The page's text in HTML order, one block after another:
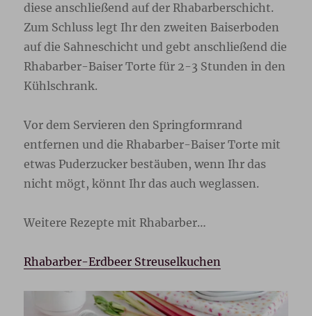
diese anschließend auf der Rhabarberschicht.
Zum Schluss legt Ihr den zweiten Baiserboden
auf die Sahneschicht und gebt anschließend die
Rhabarber-Baiser Torte für 2-3 Stunden in den
Kühlschrank.
Vor dem Servieren den Springformrand
entfernen und die Rhabarber-Baiser Torte mit
etwas Puderzucker bestäuben, wenn Ihr das
nicht mögt, könnt Ihr das auch weglassen.
Weitere Rezepte mit Rhabarber…
Rhabarber-Erdbeer Streuselkuchen